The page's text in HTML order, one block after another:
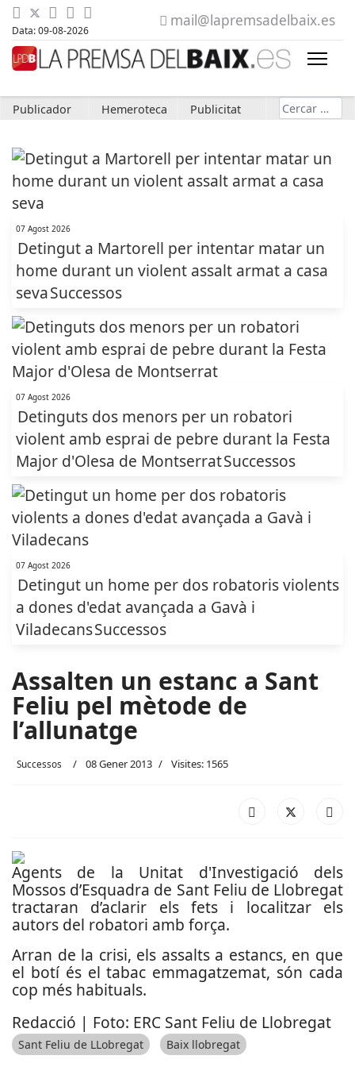
Data: 09-08-2026
mail@lapremsadelbaix.es
Publicador Hemeroteca Publicitat Cerca
07 Agost 2026
Detingut a Martorell per intentar matar un
home durant un violent assalt armat a casa
sevaSuccessos
07 Agost 2026
Detinguts dos menors per un robatori
violent amb esprai de pebre durant la Festa
Major d'Olesa de MontserratSuccessos
07 Agost 2026
Detingut un home per dos robatoris violents
a dones d'edat avançada a Gavà i
ViladecansSuccessos
Assalten un estanc a Sant
Feliu pel mètode de
l’allunatge
Successos 08 Gener 2013 Visites: 1565
Agents de la Unitat d'Investigació dels
Mossos d’Esquadra de Sant Feliu de Llobregat
tractaran d’aclarir els fets i localitzar els
autors del robatori amb força.
Arran de la crisi, els assalts a estancs, en que
el botí és el tabac emmagatzemat, són cada
cop més habituals.
Redacció | Foto: ERC Sant Feliu de Llobregat
Sant Feliu de LLobregat Baix llobregat